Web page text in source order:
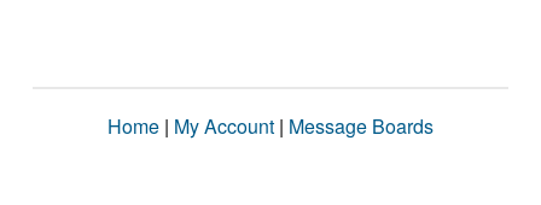
Home | My Account | Message Boards